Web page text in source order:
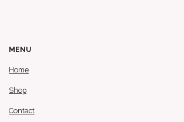
MENU
Home
Shop
Contact